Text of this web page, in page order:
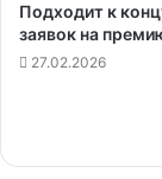
Подходит к
заявок на
27.02.2026